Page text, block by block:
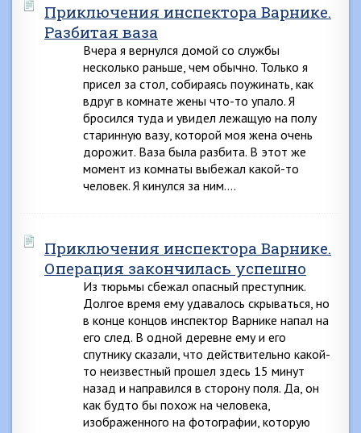
Приключения инспектора Варнике.
Разбитая ваза
Вчера я вернулся домой со службы
несколько раньше, чем обычно. Только я
присел за стол, собираясь поужинать, как
вдруг в комнате жены что-то упало. Я
бросился туда и увидел лежащую на полу
старинную вазу, которой моя жена очень
дорожит. Ваза была разбита. В этот же
момент из комнаты выбежал какой-то
человек. Я кинулся за ним….
Приключения инспектора Варнике.
Операция закончилась успешно
Из тюрьмы сбежал опасный преступник.
Долгое время ему удавалось скрываться, но
в конце концов инспектор Варнике напал на
его след. В одной деревне ему и его
спутнику сказали, что действительно какой-
то неизвестный прошел здесь 15 минут
назад и направился в сторону поля. Да, он
как будто бы похож на человека,
изображенного на фотографии, которую